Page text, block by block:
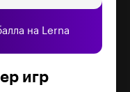
на Lerna
игр